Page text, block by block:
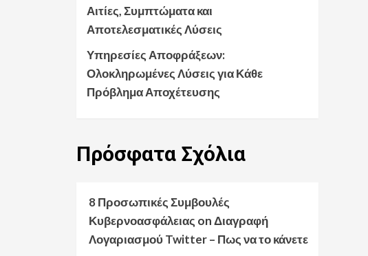
Αιτίες, Συμπτώματα και
Αποτελεσματικές Λύσεις
Υπηρεσίες Αποφράξεων:
Ολοκληρωμένες Λύσεις για Κάθε
Πρόβλημα Αποχέτευσης
ΠρόσφαταΣχόλια
8 Προσωπικές Συμβουλές
Κυβερνοασφάλειας onΔιαγραφή
Λογαριασμού Twitter – Πως να το κάνετε